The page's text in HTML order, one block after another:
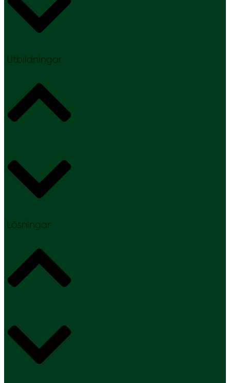
Utbildningar
Lösningar